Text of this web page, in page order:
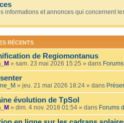
informations et annonces qui concernent
RÉCENTS
de Regiomontanus
» sam. 23 mai 2026 15:25 » dans
» jeu. 21 mai 2026 18:24 » dans
évolution de TpSol
» dim. 4 nov. 2018 01:54 » dans Forums